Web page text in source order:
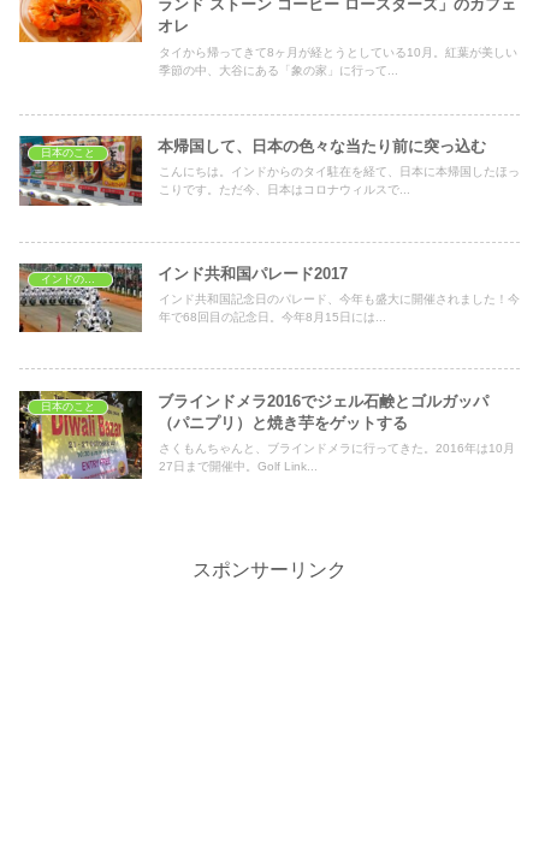
ランド ストーン コーヒー ロースターズ」のカフェ
オレ
タイから帰ってきて8ヶ月が経とうとしている10月。紅葉が美しい
季節の中、大谷にある「象の家」に行って...
日本のこと 本帰国して、日本の色々な当たり前に突っ込む
こんにちは。インドからのタイ駐在を経て、日本に本帰国したほっ
こりです。ただ今、日本はコロナウィルスで...
インドのイベント インド共和国パレード2017
インド共和国記念日のパレード、今年も盛大に開催されました！今
年で68回目の記念日。今年8月15日には...
日本のこと
ブラインドメラ2016でジェル石鹸とゴルガッパ
（パニプリ）と焼き芋をゲットする
さくもんちゃんと、ブラインドメラに行ってきた。2016年は10月
27日まで開催中。Golf Link...
スポンサーリンク